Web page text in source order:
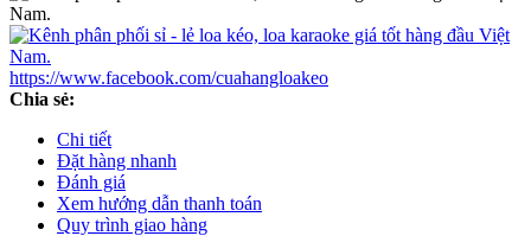
https://www.facebook.com/cuahangloakeo
Chia sẻ:
Chi tiết
Đặt hàng nhanh
Đánh giá
Xem hướng dẫn thanh toán
Quy trình giao hàng